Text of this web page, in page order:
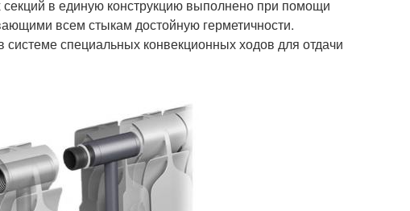
в единую конструкцию выполнено при помощи
всем стыкам достойную герметичности.
специальных конвекционных ходов для отдачи